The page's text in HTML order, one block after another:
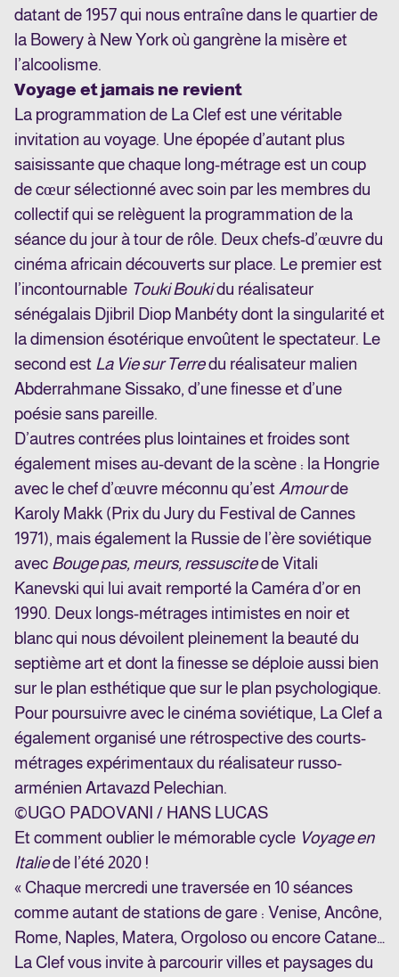
datant de 1957 qui nous entraîne dans le quartier de
la Bowery à New York où gangrène la misère et
l’alcoolisme.
Voyage et jamais ne revient
La programmation de La Clef est une véritable
invitation au voyage. Une épopée d’autant plus
saisissante que chaque long-métrage est un coup
de cœur sélectionné avec soin par les membres du
collectif qui se relèguent la programmation de la
séance du jour à tour de rôle. Deux chefs-d’œuvre du
cinéma africain découverts sur place. Le premier est
l’incontournable Touki Boukidu réalisateur
sénégalais Djibril Diop Manbéty dont la singularité et
la dimension ésotérique envoûtent le spectateur. Le
second est La Vie sur Terredu réalisateur malien
Abderrahmane Sissako, d’une finesse et d’une
poésie sans pareille.
D’autres contrées plus lointaines et froides sont
également mises au-devant de la scène : la Hongrie
avec le chef d’œuvre méconnu qu’est Amourde
Karoly Makk (Prix du Jury du Festival de Cannes
1971), mais également la Russie de l’ère soviétique
avec Bouge pas, meurs, ressuscitede Vitali
Kanevski qui lui avait remporté la Caméra d’or en
1990. Deux longs-métrages intimistes en noir et
blanc qui nous dévoilent pleinement la beauté du
septième art et dont la finesse se déploie aussi bien
sur le plan esthétique que sur le plan psychologique.
Pour poursuivre avec le cinéma soviétique, La Clef a
également organisé une rétrospective des courts-
métrages expérimentaux du réalisateur russo-
arménien Artavazd Pelechian.
©UGO PADOVANI / HANS LUCAS
Et comment oublier le mémorable cycle Voyage en
Italiede l’été 2020 !
« Chaque mercredi une traversée en 10 séances
comme autant de stations de gare : Venise, Ancône,
Rome, Naples, Matera, Orgoloso ou encore Catane…
La Clef vous invite à parcourir villes et paysages du